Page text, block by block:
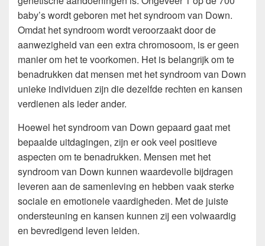
baby’s wordt geboren met het syndroom van Down.
Omdat het syndroom wordt veroorzaakt door de
aanwezigheid van een extra chromosoom, is er geen
manier om het te voorkomen. Het is belangrijk om te
benadrukken dat mensen met het syndroom van Down
unieke individuen zijn die dezelfde rechten en kansen
verdienen als ieder ander.
Hoewel het syndroom van Down gepaard gaat met
bepaalde uitdagingen, zijn er ook veel positieve
aspecten om te benadrukken. Mensen met het
syndroom van Down kunnen waardevolle bijdragen
leveren aan de samenleving en hebben vaak sterke
sociale en emotionele vaardigheden. Met de juiste
ondersteuning en kansen kunnen zij een volwaardig
en bevredigend leven leiden.